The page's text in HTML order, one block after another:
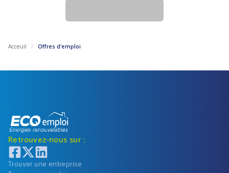
Acceuil Offres d'emploi
Retrouvez-nous sur :
Trouver une entreprise